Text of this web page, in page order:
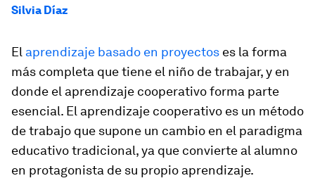
Silvia Díaz
El aprendizaje basado en proyectos es la forma
más completa que tiene el niño de trabajar, y en
donde el aprendizaje cooperativo forma parte
esencial. El aprendizaje cooperativo es un método
de trabajo que supone un cambio en el paradigma
educativo tradicional, ya que convierte al alumno
en protagonista de su propio aprendizaje.